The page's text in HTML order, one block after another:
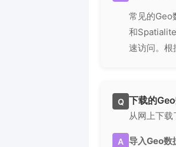
常见的Geo
和
速访问。根
Q 下载的
从网上下
A 导入Geo数